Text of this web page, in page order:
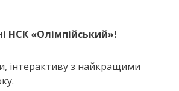
НСК «Олімпійський»!
інтерактиву з найкращими